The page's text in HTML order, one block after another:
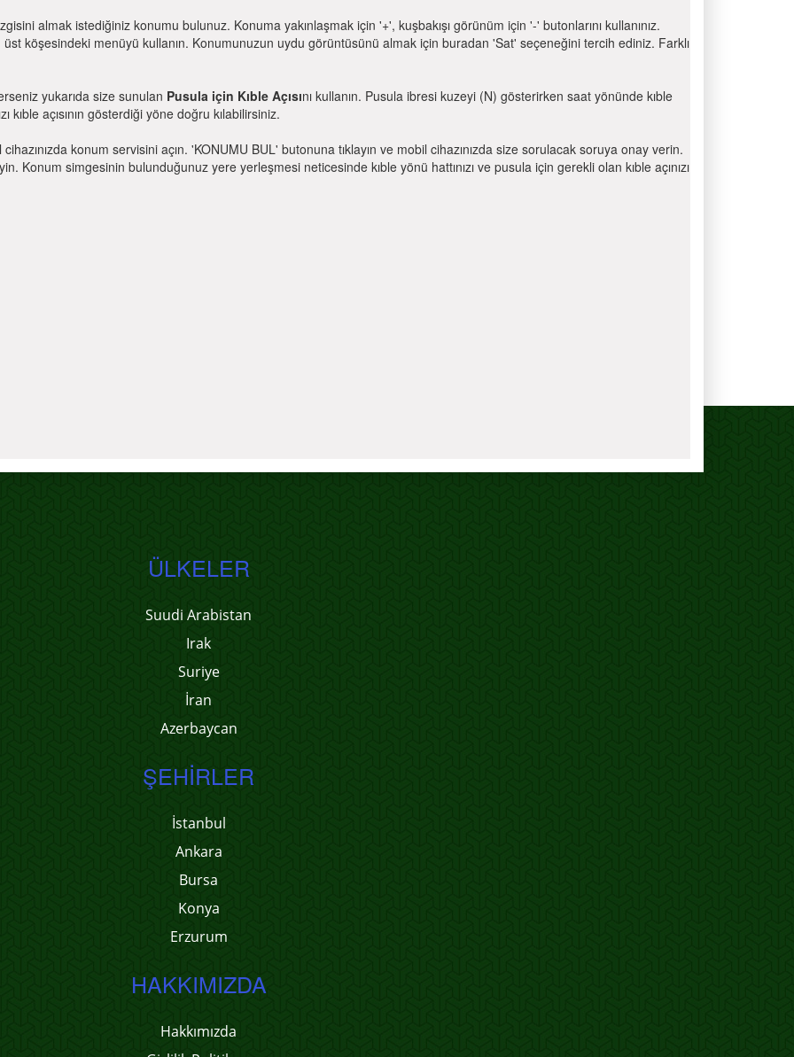
almak istediğiniz konumu bulunuz. Konuma yakınlaşmak için '+', kuşbakışı görünüm için '-' butonlarını kullanınız.
köşesindeki menüyü kullanın. Konumunuzun uydu görüntüsünü almak için buradan 'Sat' seçeneğini tercih ediniz. Farklı
yukarıda size sunulan Pusula için Kıble Açısını kullanın. Pusula ibresi kuzeyi (N) gösterirken saat yönünde kıble
kıble açısının gösterdiği yöne doğru kılabilirsiniz.
konum servisini açın. 'KONUMU BUL' butonuna tıklayın ve mobil cihazınızda size sorulacak soruya onay verin.
Konum simgesinin bulunduğunuz yere yerleşmesi neticesinde kıble yönü hattınızı ve pusula için gerekli olan kıble açınızı
ÜLKELER
Suudi Arabistan
Irak
Suriye
İran
Azerbaycan
ŞEHIRLER
İstanbul
Ankara
Bursa
Konya
Erzurum
HAKKIMIZDA
Hakkımızda